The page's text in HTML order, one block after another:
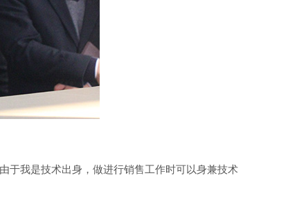
于我是技术出身，做进行销售工作时可以身兼技术